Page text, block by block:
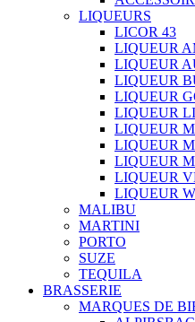
LIQUEURS
LICOR 43
LIQUEUR
LIQUEUR
LIQUEUR
LIQUEUR
LIQUEUR
LIQUEUR
LIQUEUR
LIQUEUR
LIQUEUR
LIQUEUR
MALIBU
MARTINI
PORTO
SUZE
TEQUILA
BRASSERIE
MARQUES DE